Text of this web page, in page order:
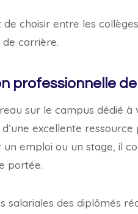
choisir entre les
carrière.
professionnelle
sur le campus dédié
d’une excellente
emploi ou un stage, il
portée.
salariales des diplômés